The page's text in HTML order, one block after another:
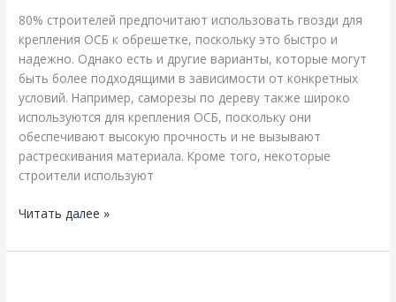
80% строителей предпочитают использовать гвозди для
крепления ОСБ к обрешетке, поскольку это быстро и
надежно. Однако есть и другие варианты, которые могут
быть более подходящими в зависимости от конкретных
условий. Например, саморезы по дереву также широко
используются для крепления ОСБ, поскольку они
обеспечивают высокую прочность и не вызывают
растрескивания материала. Кроме того, некоторые
строители используют
Чем
ОСБ
Читать далее »